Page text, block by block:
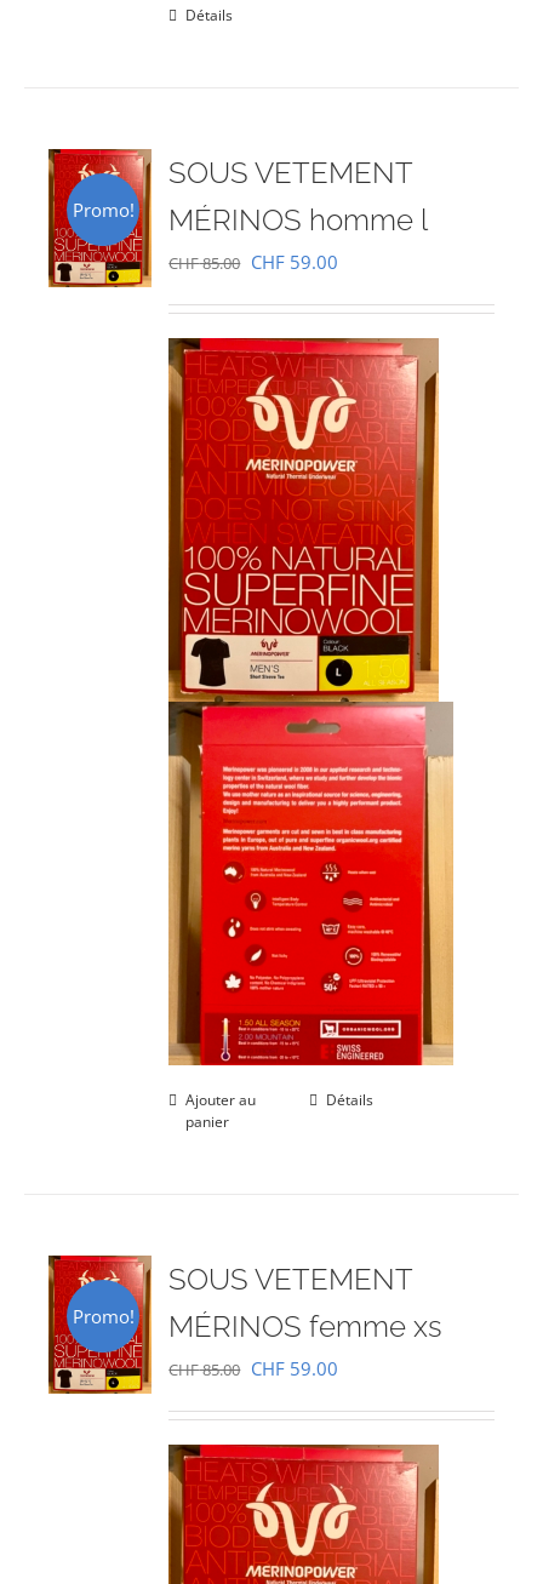
Détails
Promo!
SOUS VETEMENT
MÉRINOS homme l
CHF85.00 Le
initial
était :
CHF 85.00.
CHF 59.00
actuel
est :
CHF 59.00.
Ajouter au
panier
Détails
Promo!
SOUS VETEMENT
MÉRINOS femme xs
CHF85.00 Le
initial
était :
CHF 85.00.
CHF 59.00
actuel
est :
CHF 59.00.